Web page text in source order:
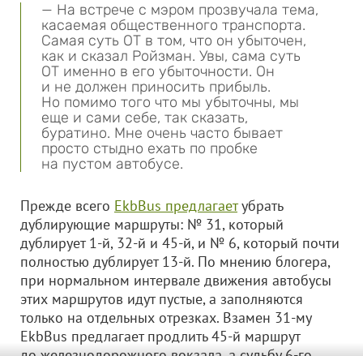
— На встрече с мэром прозвучала тема,
касаемая общественного транспорта.
Самая суть ОТ в том, что он убыточен,
как и сказал Ройзман. Увы, сама суть
ОТ именно в его убыточности. Он
и не должен приносить прибыль.
Но помимо того что мы убыточны, мы
еще и сами себе, так сказать,
буратино. Мне очень часто бывает
просто стыдно ехать по пробке
на пустом автобусе.
Прежде всего EkbBus предлагаетубрать
дублирующие маршруты: № 31, который
дублирует 1-й, 32-й и 45-й, и № 6, который почти
полностью дублирует 13-й. По мнению блогера,
при нормальном интервале движения автобусы
этих маршрутов идут пустые, а заполняются
только на отдельных отрезках. Взамен 31-му
EkbBus предлагает продлить 45-й маршрут